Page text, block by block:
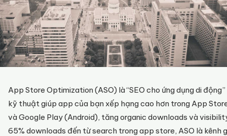
App Store Optimization (ASO) là “SEO cho ứng dụng di
kỹ thuật giúp app của bạn xếp hạng cao hơn trong App
và Google Play (Android), tăng organic downloads và
65% downloads đến từ search trong app store, ASO là kênh